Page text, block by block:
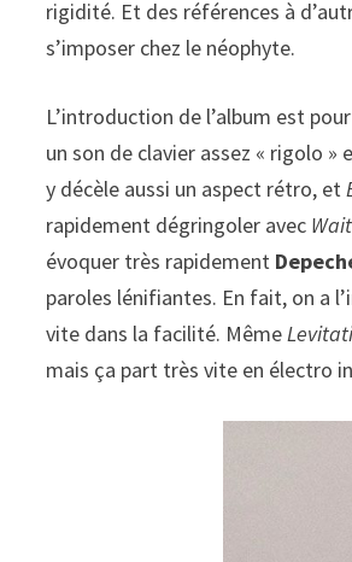
rigidité. Et des références à
s’imposer chez le néophyte.
L’introduction de l’album est
un son de clavier assez « rigolo
y décèle aussi un aspect rétro, et
rapidement dégringoler avec
évoquer très rapidement
paroles lénifiantes. En fait, on a
vite dans la facilité. Même
mais ça part très vite en électro